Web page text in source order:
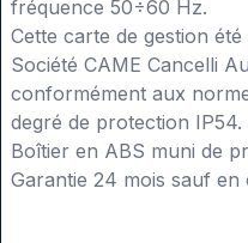
fréquence 50÷60 Hz.
Cette carte de gestion
Société CAME Cancelli
conformément aux
degré de protection IP54.
Boîtier en ABS muni de
Garantie 24 mois sauf en